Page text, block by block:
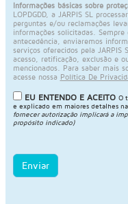
Informações básicas sobre
LOPDGDD, a JARPIS SL
perguntas e/ou reclamações
informações solicitadas.
antecedência, enviaremos
serviços oferecidos pela
acesso, retificação, exclusão e
mencionados. Para saber mais
acesse nossa Política De
EU ENTENDO E ACEITO O
e explicado em maiores detalhes na
fornecer autorização implicará a
propósito indicado)
Enviar